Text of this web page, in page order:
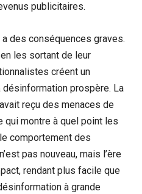
publicitaires.
des conséquences graves.
les sortant de leur
créent un
prospère. La
reçu des menaces de
qui montre à quel point les
comportement des
pas nouveau, mais l’ère
rendant plus facile que
à grande